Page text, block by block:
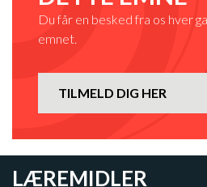
Du får en besked fra os hver
emnet.
TILMELD DIG HER
LÆREMIDLER